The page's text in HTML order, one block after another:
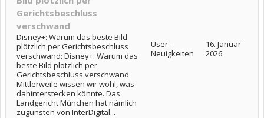
Gerichtsbeschluss
verschwand
Disney+: Warum das beste Bild
plötzlich per Gerichtsbeschluss
verschwand: Disney+: Warum das
beste Bild plötzlich per
Gerichtsbeschluss verschwand
Mittlerweile wissen wir wohl, was
dahinterstecken könnte. Das
Landgericht München hat nämlich
zugunsten von InterDigital...
User-
Neuigkeiten
16. Januar
2026